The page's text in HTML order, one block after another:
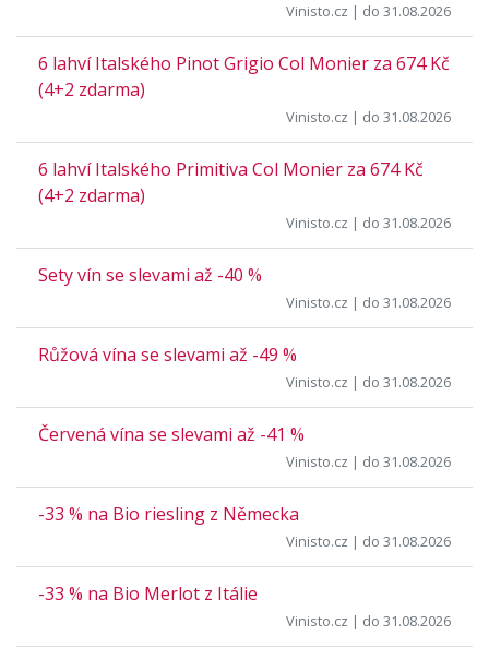
Vinisto.cz | do 31.08.2026
6 lahví Italského Pinot Grigio Col Monier za 674 Kč
(4+2 zdarma)
Vinisto.cz | do 31.08.2026
6 lahví Italského Primitiva Col Monier za 674 Kč
(4+2 zdarma)
Vinisto.cz | do 31.08.2026
Sety vín se slevami až -40 %
Vinisto.cz | do 31.08.2026
Růžová vína se slevami až -49 %
Vinisto.cz | do 31.08.2026
Červená vína se slevami až -41 %
Vinisto.cz | do 31.08.2026
-33 % na Bio riesling z Německa
Vinisto.cz | do 31.08.2026
-33 % na Bio Merlot z Itálie
Vinisto.cz | do 31.08.2026